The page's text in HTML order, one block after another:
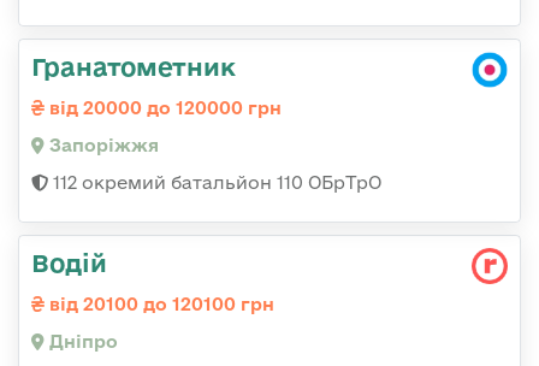
Гранатометник
від 20000 до 120000 грн
Запоріжжя
112 окремий батальйон 110 ОБрТрО
Водій
від 20100 до 120100 грн
Дніпро